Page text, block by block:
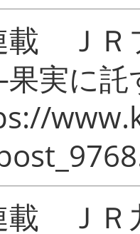
載 ＪＲ
実に
載 ＪＲ